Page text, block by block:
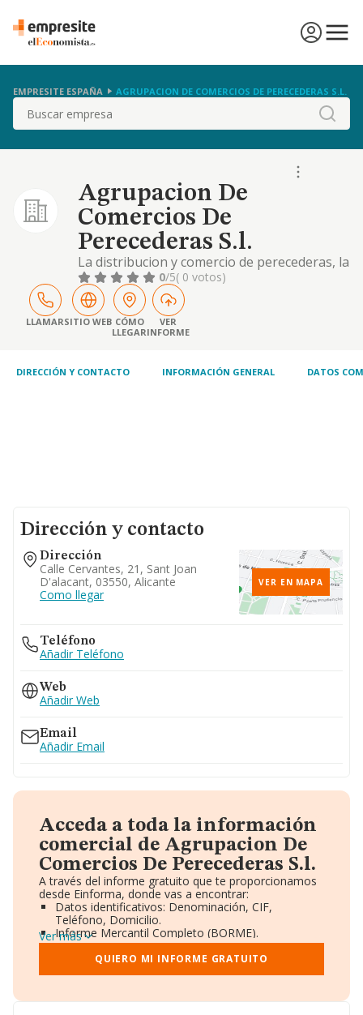
EMPRESITE ESPAÑA AGRUPACION DE COMERCIOS DE PERECEDERAS S.L.
Buscar
Agrupacion De
Comercios De
Perecederas S.l.
La distribucion y comercio de perecederas, la
actividad de bar-cerveceria heladeria,
pasteleria y panaderia.
0/5( 0 votos)
LLAMARSITIO WEB CÓMO
LLEGAR
VER
INFORME
DIRECCIÓN Y CONTACTO INFORMACIÓN GENERAL DATOS
Dirección y contacto
Dirección
Calle Cervantes, 21, Sant Joan
D'alacant, 03550, Alicante
Como llegar
VER EN MAPA
Teléfono
Añadir Teléfono
Web
Añadir Web
Email
Añadir Email
Acceda a toda la información
comercial de Agrupacion De
Comercios De Perecederas S.l.
A través del informe gratuito que te proporcionamos
desde Einforma, donde vas a encontrar:
Datos identificativos: Denominación, CIF,
Teléfono, Domicilio.
Informe Mercantil Completo (BORME).
Gráficos de Evolución Ventas y Empleados.
Consejo de Administración y Administradores.
Directivos y Ejecutivos.
Ver más
QUIERO MI INFORME GRATUITO